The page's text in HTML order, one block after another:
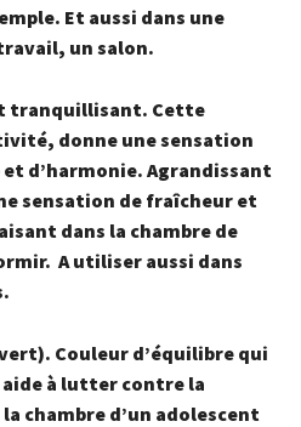
Et aussi dans une
un salon.
tranquillisant. Cette
donne une sensation
d’harmonie. Agrandissant
sensation de fraîcheur et
dans la chambre de
A utiliser aussi dans
Couleur d’équilibre qui
à lutter contre la
chambre d’un adolescent